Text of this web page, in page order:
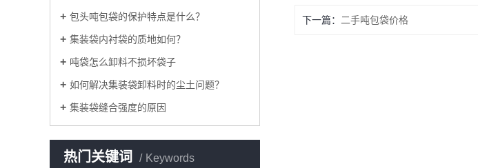
包头吨包袋的保护特点是什么？
集装袋内衬袋的质地如何？
吨袋怎么卸料不损坏袋子
如何解决集装袋卸料时的尘土问题？
集装袋缝合强度的原因
热门关键词 Keywords
下一篇： 二手吨包袋价格